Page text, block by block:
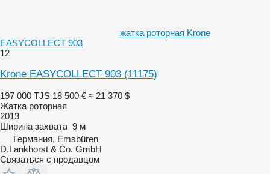
жатка роторная Krone
EASYCOLLECT 903
12
Krone EASYCOLLECT 903 (11175)
197 000 TJS 18 500 € ≈ 21 370 $
Жатка роторная
2013
Ширина захвата 9 м
Германия, Emsbüren
D.Lankhorst & Co. GmbH
Связаться с продавцом